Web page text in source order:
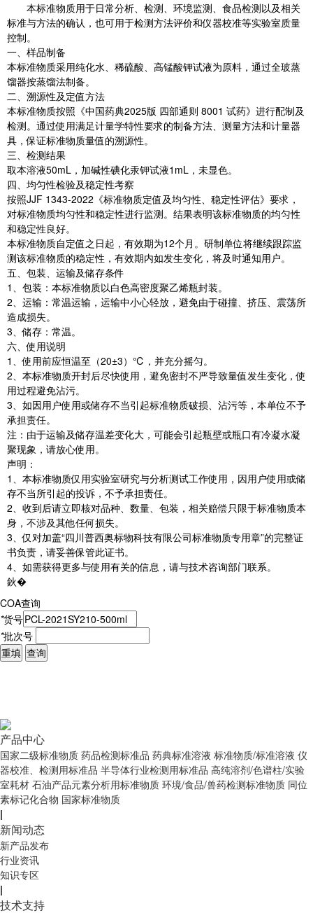
本标准物质用于日常分析、检测、环境监测、食品检测以及相关
标准与方法的确认，也可用于检测方法评价和仪器校准等实验室质量
控制。
一、样品制备
本标准物质采用纯化水、稀硫酸、高锰酸钾试液为原料，通过全玻蒸
馏器按蒸馏法制备。
二、溯源性及定值方法
本标准物质按照《中国药典2025版 四部通则 8001 试药》进行配制及
检测。通过使用满足计量学特性要求的制备方法、测量方法和计量器
具，保证标准物质量值的溯源性。
三、检测结果
取本溶液50mL，加碱性碘化汞钾试液1mL，未显色。
四、均匀性检验及稳定性考察
按照JJF 1343-2022《标准物质定值及均匀性、稳定性评估》要求，
对标准物质均匀性和稳定性进行监测。结果表明该标准物质的均匀性
和稳定性良好。
本标准物质自定值之日起，有效期为12个月。研制单位将继续跟踪监
测该标准物质的稳定性，有效期内如发生变化，将及时通知用户。
五、包装、运输及储存条件
1、包装：本标准物质以白色高密度聚乙烯瓶封装。
2、运输：常温运输，运输中小心轻放，避免由于碰撞、挤压、震荡所
造成损失。
3、储存：常温。
六、使用说明
1、使用前应恒温至（20±3）℃，并充分摇匀。
2、本标准物质开封后尽快使用，避免密封不严导致量值发生变化，使
用过程避免沾污。
3、如因用户使用或储存不当引起标准物质破损、沾污等，本单位不予
承担责任。
注：由于运输及储存温差变化大，可能会引起瓶壁或瓶口有冷凝水凝
聚现象，请放心使用。
声明：
1、本标准物质仅用实验室研究与分析测试工作使用，因用户使用或储
存不当所引起的投诉，不予承担责任。
2、收到后请立即核对品种、数量、包装，相关赔偿只限于标准物质本
身，不涉及其他任何损失。
3、仅对加盖“四川普西奥标物科技有限公司标准物质专用章”的完整证
书负责，请妥善保管此证书。
4、如需获得更多与使用有关的信息，请与技术咨询部门联系。
鈥�
COA查询
*货号
*批次号
重填 查询
产品中心
国家二级标准物质 药品检测标准品 药典标准溶液 标准物质/标准溶液 仪
器校准、检测用标准品 半导体行业检测用标准品 高纯溶剂/色谱柱/实验
室耗材 石油产品元素分析用标准物质 环境/食品/兽药检测标准物质 同位
素标记化合物 国家标准物质
|
新闻动态
新产品发布
行业资讯
知识专区
|
技术支持